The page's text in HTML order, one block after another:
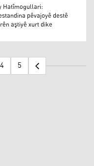
pêvajoyê destê
Hatîmogullari:
pêvajoyê destê
aştiyê xurt dike
4 5